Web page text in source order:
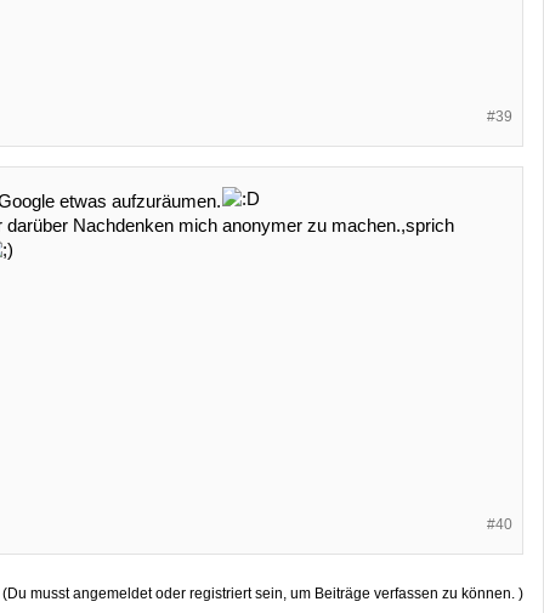
#39
etwas aufzuräumen.
darüber Nachdenken mich anonymer zu machen.,sprich
#40
(Du musst angemeldet oder registriert sein, um Beiträge verfassen zu können. )